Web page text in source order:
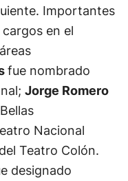
Importantes
en el
fue nombrado
Jorge Romero
Nacional
Teatro Colón.
designado